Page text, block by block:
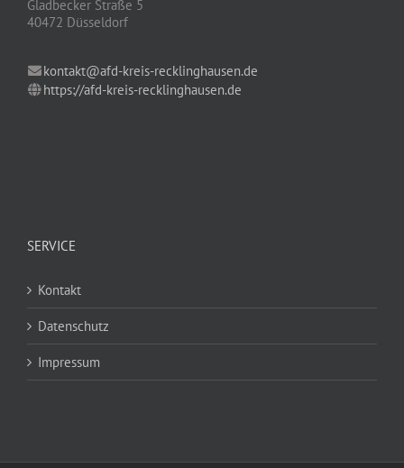
Gladbecker Straße 5
40472 Düsseldorf
kontakt@afd-kreis-recklinghausen.de
https://afd-kreis-recklinghausen.de
SERVICE
Kontakt
Datenschutz
Impressum